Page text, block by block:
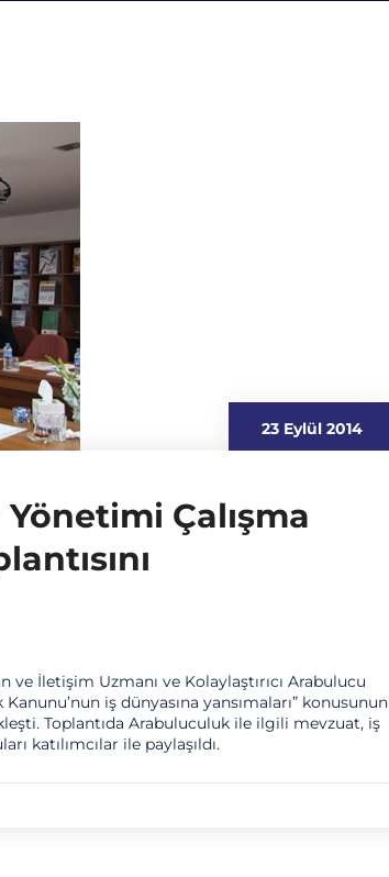
23 Eylül 2014
Çalışma
ve İletişim Uzmanı ve Kolaylaştırıcı Arabulucu
iş dünyasına yansımaları” konusunun
Toplantıda Arabuluculuk ile ilgili mevzuat, iş
katılımcılar ile paylaşıldı.